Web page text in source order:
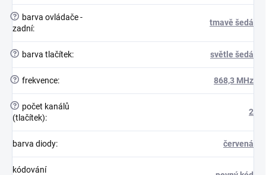
?
barva ovládače -
zadní:
tmavě šedá
? barva tlačítek: světle šedá
? frekvence: 868,3 MHz
?
počet kanálů
(tlačítek):
2
barva diody: červená
kódování